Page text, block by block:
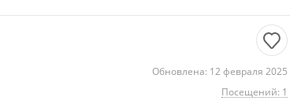
Обновлена: 12 февраля 2025
Посещений: 1